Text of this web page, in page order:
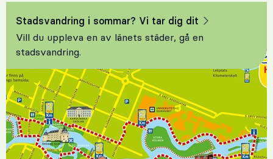
Stadsvandring i sommar? Vi tar dig dit
Vill du uppleva en av länets städer, gå en
stadsvandring.